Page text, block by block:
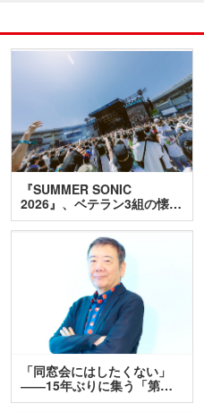
『SUMMER SONIC
2026』、ベテラン3組の懐…
「同窓会にはしたくない」
――15年ぶりに集う「第…